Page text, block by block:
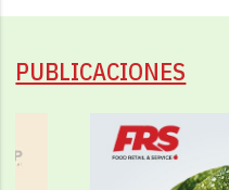
PUBLICACIONES